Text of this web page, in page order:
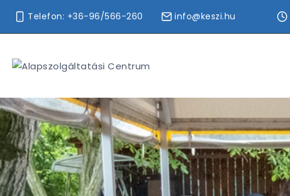
Telefon: +36-96/566-260 info@keszi.hu